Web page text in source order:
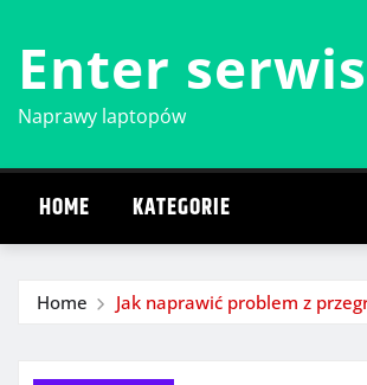
content
Enter serwis
Naprawy laptopów
HOME KATEGORIE
Home Jak naprawić problem z